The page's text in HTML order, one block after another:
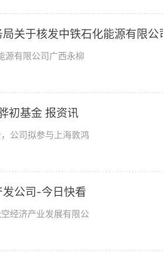
关于核发中铁石化能源有限
准证书的批复
源有限公司广西永柳
初基金 报资讯
公司拟参与上海敦鸿
公司-今日快看
经济产业发展有限公